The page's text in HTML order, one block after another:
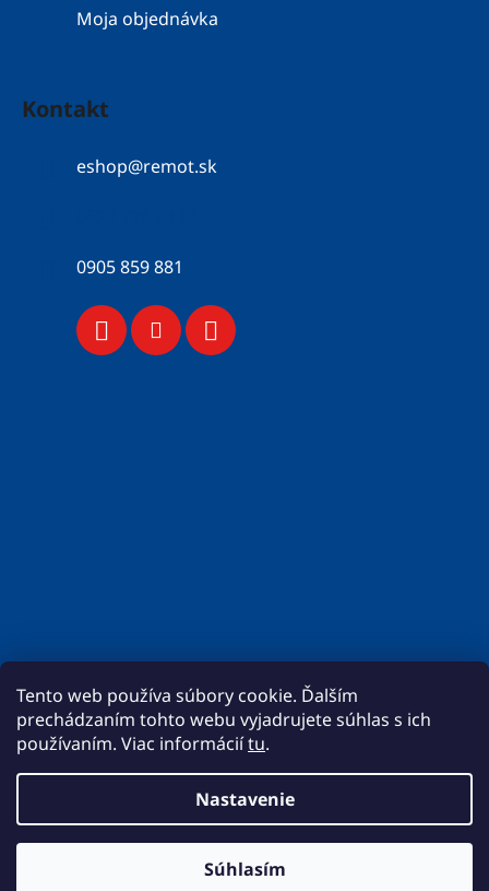
Tento web používa súbory cookie. Ďalším
prechádzaním tohto webu vyjadrujete súhlas s ich
používaním. Viac informáciítu.
Nastavenie
Súhlasím
Momentálne prebieha aktualizácia cien. Ak sa nebude cenníková
Moja objednávka
Kontakt
eshop@remot.sk
0905 859 881
Vytvoril Shoptet
BigMat - REMOT